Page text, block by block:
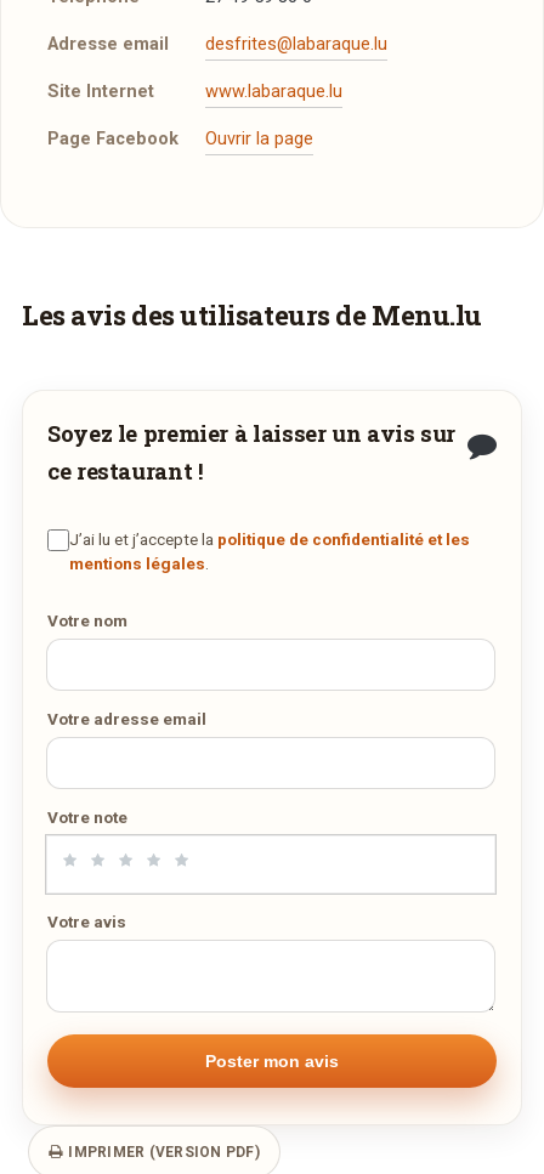
Adresse email desfrites@labaraque.lu
Site Internet www.labaraque.lu
Page Facebook Ouvrir la page
À emporter
commande à emporter sur un site tiers. Vous
via labaraque.plugandpos.com
Vous aimeriez être livré ?
Demandez-lui de rejoindre
commander et être livré chez vous !
DÉCOUVRIR LA LIVRAISON
Les avis des utilisateurs de Menu.lu
Soyez le premier à laisser un avis sur
ce restaurant !
J’ai lu et j’accepte la politique de confidentialité et les
mentions légales
Votre nom
Votre adresse email
Votre note
Votre avis
IMPRIMER (VERSION PDF)